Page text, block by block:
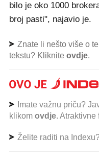
bilo je oko 1000
broj pasti", najavio je.
Znate li nešto više o
tekstu? Kliknite ovdje.
Imate važnu priču?
klikom ovdje.
Želite raditi na